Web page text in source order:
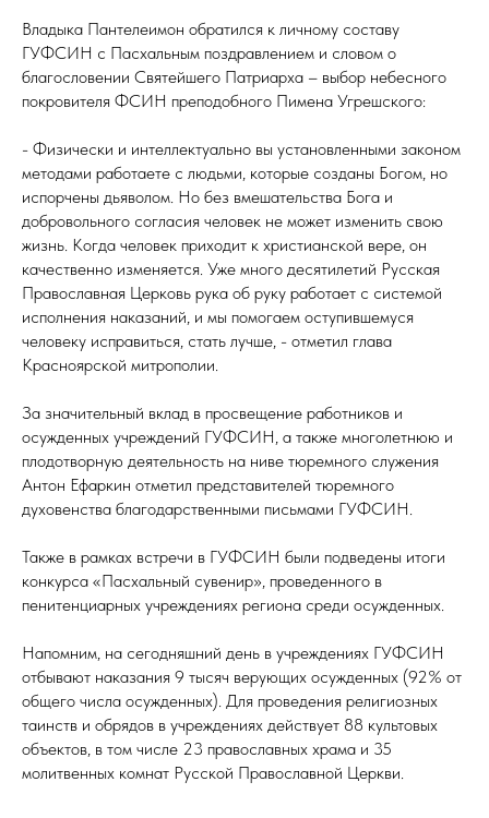
Владыка Пантелеимон обратился к личному составу
ГУФСИН с Пасхальным поздравлением и словом о
благословении Святейшего Патриарха – выбор небесного
покровителя ФСИН преподобного Пимена Угрешского:
- Физически и интеллектуально вы установленными законом
методами работаете с людьми, которые созданы Богом, но
испорчены дьяволом. Но без вмешательства Бога и
добровольного согласия человек не может изменить свою
жизнь. Когда человек приходит к христианской вере, он
качественно изменяется. Уже много десятилетий Русская
Православная Церковь рука об руку работает с системой
исполнения наказаний, и мы помогаем оступившемуся
человеку исправиться, стать лучше, - отметил глава
Красноярской митрополии.
За значительный вклад в просвещение работников и
осужденных учреждений ГУФСИН, а также многолетнюю и
плодотворную деятельность на ниве тюремного служения
Антон Ефаркин отметил представителей тюремного
духовенства благодарственными письмами ГУФСИН.
Также в рамках встречи в ГУФСИН были подведены итоги
конкурса «Пасхальный сувенир», проведенного в
пенитенциарных учреждениях региона среди осужденных.
Напомним, на сегодняшний день в учреждениях ГУФСИН
отбывают наказания 9 тысяч верующих осужденных (92% от
общего числа осужденных). Для проведения религиозных
таинств и обрядов в учреждениях действует 88 культовых
объектов, в том числе 23 православных храма и 35
молитвенных комнат Русской Православной Церкви.